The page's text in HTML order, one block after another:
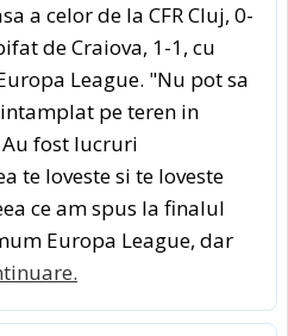
a celor de la CFR Cluj, 0-
de Craiova, 1-1, cu
League. "Nu pot sa
pe teren in
Au fost lucruri
te loveste si te loveste
ce am spus la finalul
Europa League, dar